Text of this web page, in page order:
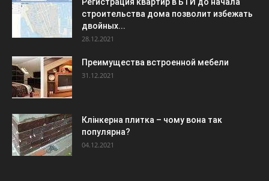
строительства дома позволит избежать
двойных...
28.12.2021
Преимущества встроенной мебели
31.12.2021
Клінкерна плитка – чому вона так
популярна?
04.12.2021